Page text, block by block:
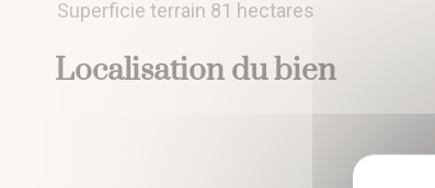
Superficie terrain 81 hectares
Localisation du bien